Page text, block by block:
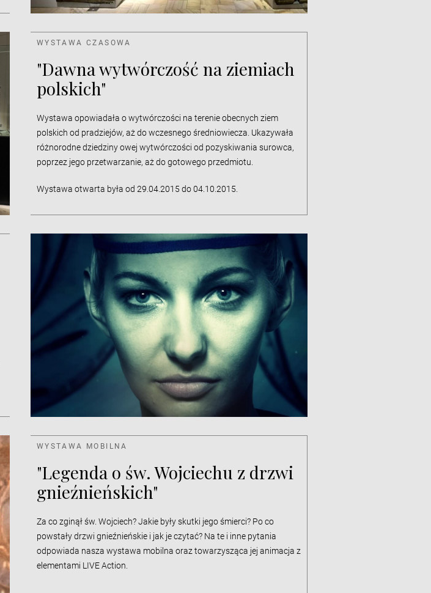
WYSTAWA CZASOWA
"Dawna wytwórczość na ziemiach
polskich"
Wystawa opowiadała o wytwórczości na terenie obecnych ziem
polskich od pradziejów, aż do wczesnego średniowiecza. Ukazywała
różnorodne dziedziny owej wytwórczości od pozyskiwania surowca,
poprzez jego przetwarzanie, aż do gotowego przedmiotu.
Wystawa otwarta była od 29.04.2015 do 04.10.2015.
WYSTAWA MOBILNA
"Legenda o św. Wojciechu z drzwi
gnieźnieńskich"
Za co zginął św. Wojciech? Jakie były skutki jego śmierci? Po co
powstały drzwi gnieźnieńskie i jak je czytać? Na te i inne pytania
odpowiada nasza wystawa mobilna oraz towarzysząca jej animacja z
elementami LIVE Action.